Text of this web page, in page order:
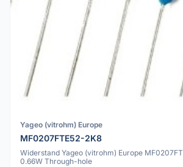
Yageo (vitrohm) Europe
MF0207FTE52-2K8
Widerstand Yageo (vitrohm) Europe
0.66W Through-hole